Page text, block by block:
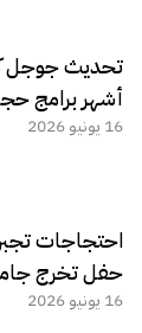
تحديث جوجل
أشهر برامج
16 يونيو 2026
احتجاجات
حفل تخرج
16 يونيو 2026